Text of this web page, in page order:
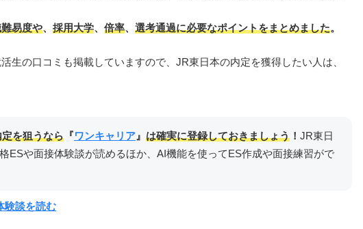
易度や、 採用大学、 倍率、 選考通過に必要なポイントをまとめました。
生の口コミも掲載していますので、JR東日本の内定を獲得したい人は、
定を狙うなら 『ワンキャリア』 は確実に登録しておきましょう ！ JR東日
ESや面接体験談が読めるほか、AI機能を使ってES作成や面接練習がで
験談を読む